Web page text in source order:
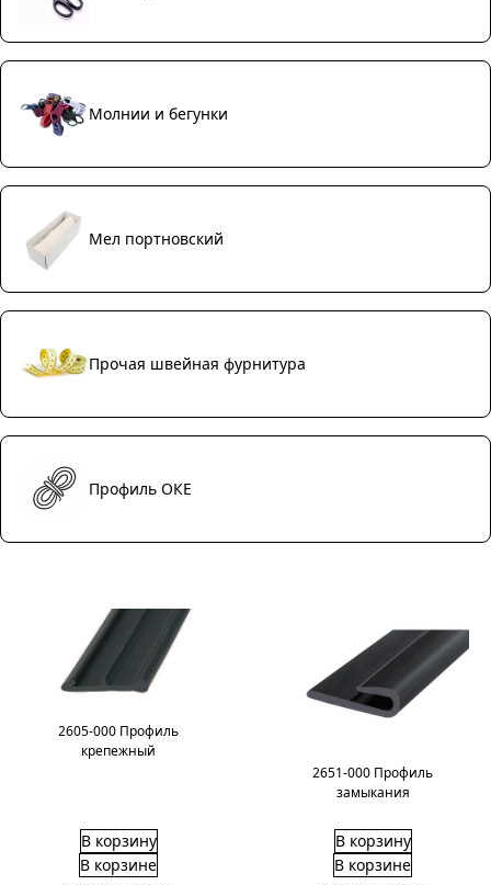
Молнии и бегунки
Мел портновский
Прочая швейная фурнитура
Профиль ОКЕ
2605-000 Профиль
крепежный
В корзину
В корзине
2651-000 Профиль
замыкания
В корзину
В корзине